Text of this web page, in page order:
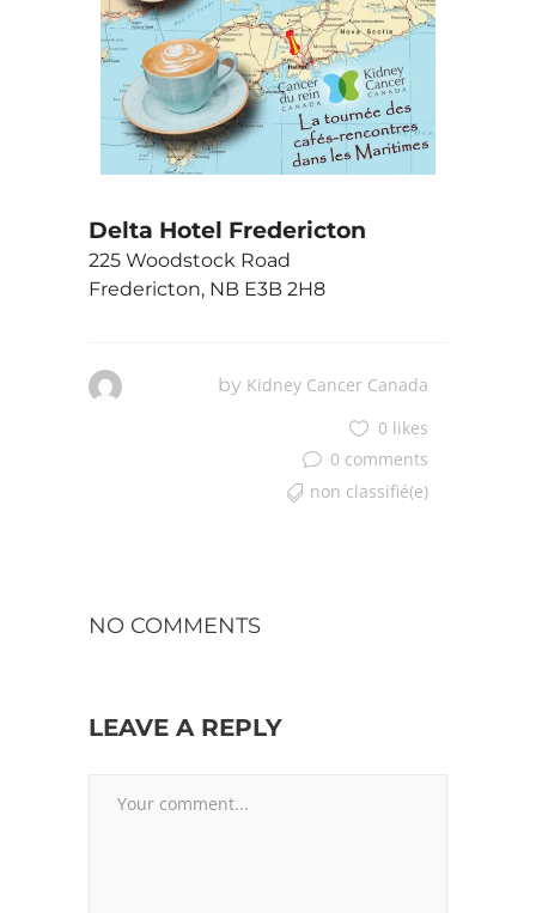
Delta Hotel Fredericton
225 Woodstock Road
Fredericton, NB E3B 2H8
by Kidney Cancer Canada
0 likes
0 comments
non classifié(e)
NO COMMENTS
LEAVE A REPLY